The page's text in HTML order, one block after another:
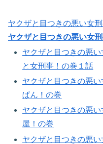
ヤクザと目つきの悪い女刑
ヤクザと目つきの悪い女刑
ヤクザと目つきの悪
と女刑事！の巻１話
ヤクザと目つきの悪
ぱん！の巻​
ヤクザと目つきの悪
屋！の巻​
ヤクザと目つきの悪